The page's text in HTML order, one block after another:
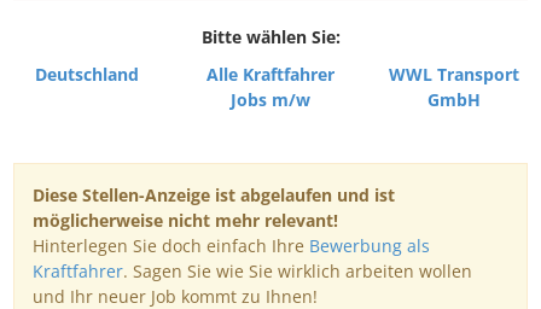
Bitte wählen Sie:
Deutschland
Alle Kraftfahrer
Jobs m/w
WWL Transport
GmbH
Diese Stellen-Anzeige ist abgelaufen und ist
möglicherweise nicht mehr relevant!
Hinterlegen Sie doch einfach Ihre Bewerbung als
Kraftfahrer. Sagen Sie wie Sie wirklich arbeiten wollen
und Ihr neuer Job kommt zu Ihnen!